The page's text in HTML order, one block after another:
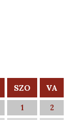
SZO VA
1
2